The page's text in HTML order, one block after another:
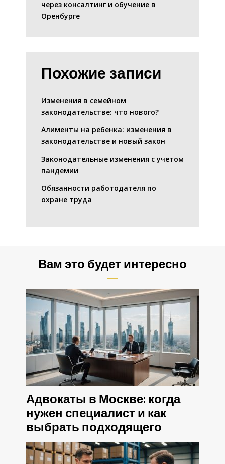
через консалтинг и обучение в
Оренбурге
Похожие записи
Изменения в семейном
законодательстве: что нового?
Алименты на ребенка: изменения в
законодательстве и новый закон
Законодательные изменения с учетом
пандемии
Обязанности работодателя по
охране труда
Вам это будет интересно
Адвокаты в Москве: когда
нужен специалист и как
выбрать подходящего